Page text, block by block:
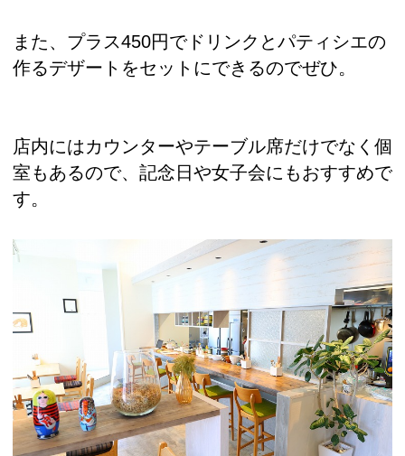
また、プラス450円でドリンクとパティシエの
作るデザートをセットにできるのでぜひ。
店内にはカウンターやテーブル席だけでなく個
室もあるので、記念日や女子会にもおすすめで
す。